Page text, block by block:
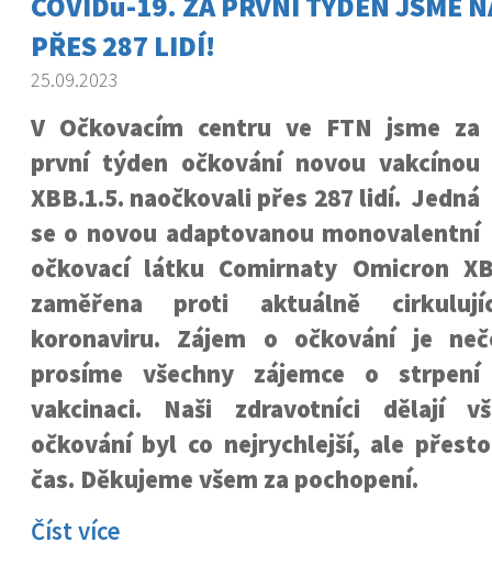
PŘES 287 LIDÍ!
25.09.2023
V Očkovacím centru ve FTN jsme za
první týden očkování novou vakcínou
XBB.1.5. naočkovali přes 287 lidí. Jedná
se o novou adaptovanou monovalentní
očkovací látku Comirnaty Omicron
zaměřena proti aktuálně
koronaviru. Zájem o očkování je
prosíme všechny zájemce o
vakcinaci. Naši zdravotníci dělají
očkování byl co nejrychlejší, ale
čas. Děkujeme všem za pochopení.
Číst více